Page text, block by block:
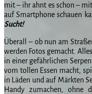
mit – ihr ahnt es schon –
auf Smartphone schauen
Sucht!
Überall – ob nun am
werden Fotos gemacht.
in einer gefährlichen
vom tollen Essen macht,
in Läden und auf Märkten
Handy zumachen, ohne